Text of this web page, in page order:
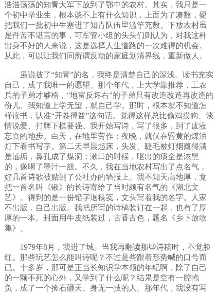
浩浩荡荡的知青大军下放到了鄂中的农村。其实，我只是一
个初中毕业生，根本谈不上有什么知识，上面为了凑数，硬
把我们一批初中生塞进了知青队伍里滥竽充数。下放农村虽
是件苦不堪言的事，可军管小组的头头们则认为，对我这种
出身不好的人来说，这是选择人生道路的一次难得的机会。
从此，可以让我们同所谓反动的家庭划清界线，重新做人。
虽说披了“知青”的名，我终是清楚自己的深浅。读书充实
自己，成了我唯一的愿望。那个年代，上大学靠推荐，工农
兵的子弟才够格，“地富反坏右”的子弟只有改造改造再改造的
份儿。我知道上学无望，就自己学。那时，根本就不知道怎
样读书，认准“开卷得益”这句话。觉得这样总比偷鸡摸狗、谈
情说爱、打牌下棋要强。我开始写诗，写了很多，到了废寝
忘食的地步。白天，在地里劳作；夜晚，就伏在昏黄的煤油
灯下看书写字。第二天早晨起床，头发、睫毛被灯烟薰得满
是油垢，鼻孔成了煤洞；漱口的时候，呕出的痰全是浓黑
的，像喝了墨汁一般。不久，我在当地农村写出了点名气，
好几首诗歌被贴到了公社办的墙报上。我不知天高地厚，竟
把一首名叫《锹》的长诗寄给了当时颇有名气的《湖北文
艺》。得到的是一份铅字退稿笺，文头写着我的名字。人家
不出版，自己出版。我把所写的诗稿装订在一起，也有了厚
厚的一本。封面用牛皮纸装过，古香古色，题名《乡下放歌
集》。
1979年8月，我进了城。当我再翻读那些诗稿时，不觉脸
红。那些玩艺怎么能叫诗呢？不过是些跟着形势喊的口号而
已。十多岁，那可是正当长知识学本领的年纪啊，除了自己
的一颗不死的心外，又学到了什么呢？结果是空有一腔抱
负，成了一个捡石砸天、身无一技的人。那年代，我没有写